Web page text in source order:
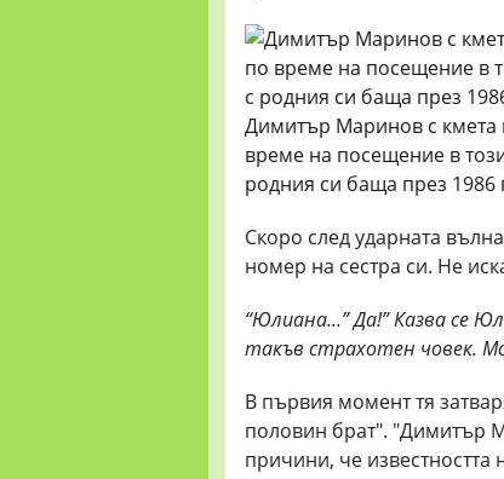
Димитър Маринов с кмета
време на посещение в
родния си баща през
Скоро след ударната
номер на сестра си. Не
“Юлиана...” Да!” Казва се
такъв страхотен човек.
В първия момент тя
половин брат". "Димитър
причини, че известността